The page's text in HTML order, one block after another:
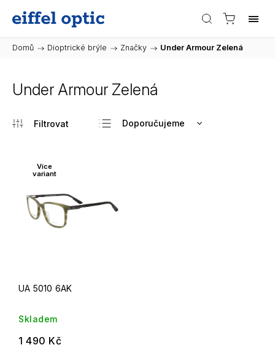
Domů / Dioptrické brýle / Značky / Under Armour Zelená
Under Armour Zelená
Doporučujeme
Více
variant
UA 5010 6AK
Skladem
1 490 Kč